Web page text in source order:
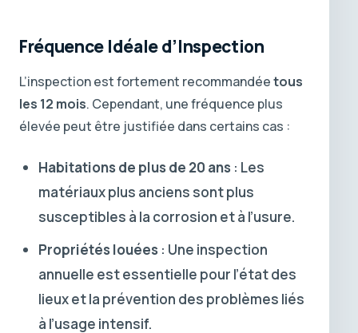
Fréquence Idéale d’Inspection
L’inspection est fortement recommandéetous
les 12 mois. Cependant, une fréquence plus
élevée peut être justifiée dans certains cas :
Habitations de plus de 20 ans : Les
matériaux plus anciens sont plus
susceptibles à la corrosion et à l’usure.
Propriétés louées : Une inspection
annuelle est essentielle pour l’état des
lieux et la prévention des problèmes liés
à l’usage intensif.